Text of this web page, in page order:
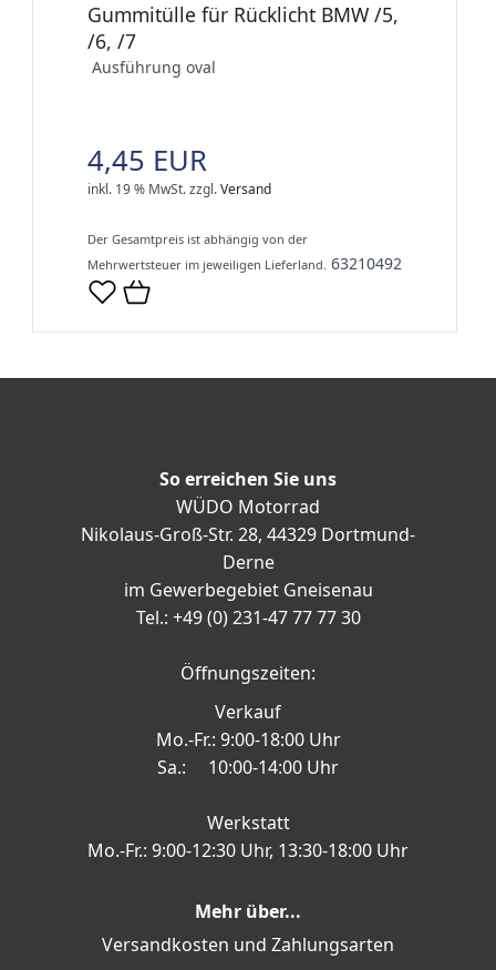
Gummitülle für Rücklicht BMW /5,
/6, /7
Ausführung oval
4,45 EUR
inkl. 19 % MwSt.zzgl.Versand
Der Gesamtpreis ist abhängig von der
Mehrwertsteuer im jeweiligen Lieferland. 63210492
So erreichen Sie uns
WÜDO Motorrad
Nikolaus-Groß-Str. 28, 44329 Dortmund-
Derne
im Gewerbegebiet Gneisenau
Tel.: +49 (0) 231-47 77 77 30
Öffnungszeiten:
Verkauf
Mo.-Fr.: 9:00-18:00 Uhr
Sa.: 10:00-14:00 Uhr
Werkstatt
Mo.-Fr.: 9:00-12:30 Uhr, 13:30-18:00 Uhr
Mehr über...
Versandkosten und Zahlungsarten